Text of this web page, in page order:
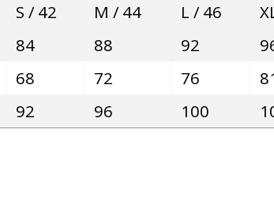
S / 42 M / 44 L / 46
84 88 92
68 72 76
92 96 100